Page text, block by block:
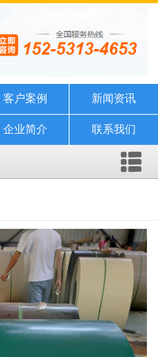
客户案例 新闻资讯
企业简介 联系我们